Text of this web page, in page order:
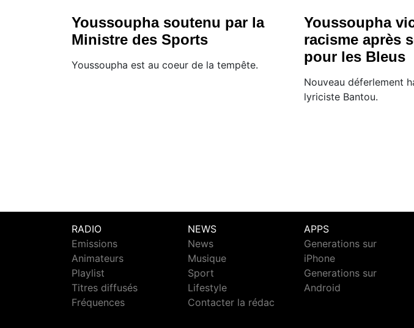
Youssoupha soutenu par la
Ministre des Sports
Youssoupha est au coeur de la tempête.
Youssoupha
racisme après
pour les Bleus
Nouveau déferlement
lyriciste Bantou.
RADIO
Emissions
Animateurs
Playlist
Titres diffusés
Fréquences
NEWS
News
Musique
Sport
Lifestyle
Contacter la rédac
APPS
Generations sur
iPhone
Generations sur
Android